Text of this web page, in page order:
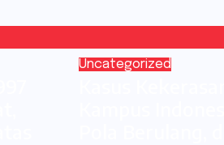
Uncategorized